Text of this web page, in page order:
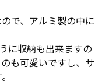
で、アルミ製の中に
に収納も出来ますの
も可愛いですし、サ